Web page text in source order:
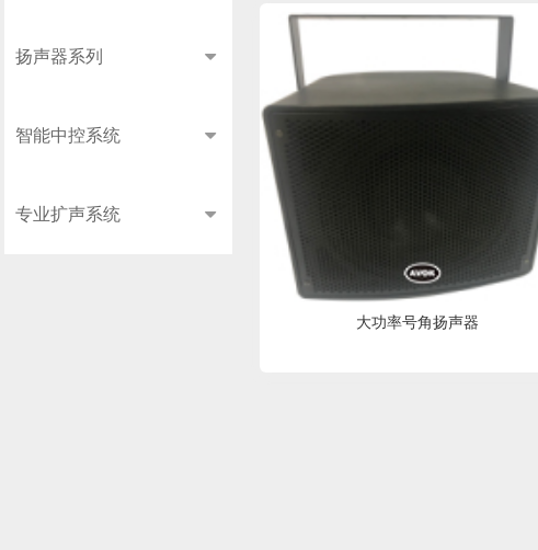
扬声器系列
智能中控系统
专业扩声系统
大功率号角扬声器